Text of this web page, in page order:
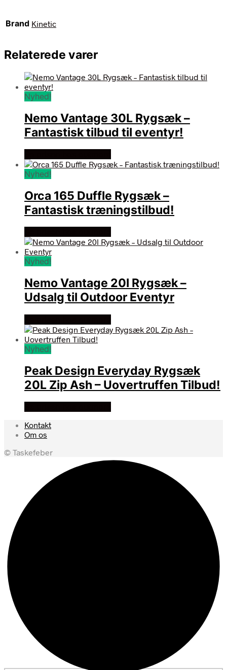
Brand Kinetic
Relaterede varer
Nyhed!
Nemo Vantage 30L Rygsæk –
Fantastisk tilbud til eventyr!
Nyhed!
Orca 165 Duffle Rygsæk –
Fantastisk træningstilbud!
Nyhed!
Nemo Vantage 20l Rygsæk –
Udsalg til Outdoor Eventyr
Nyhed!
Peak Design Everyday Rygsæk
20L Zip Ash – Uovertruffen Tilbud!
Kontakt
Om os
© Taskefeber